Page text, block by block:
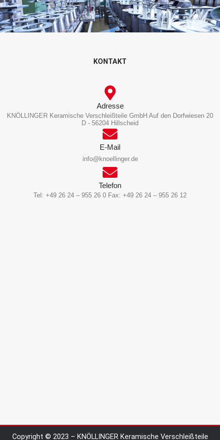
Zum
Inhalt
springen
KONTAKT
Adresse
KNÖLLINGER Keramische Verschleißteile GmbH Auf den Dorfwiesen 20
D - 56204 Hillscheid
E-Mail
info@knoellinger.de
Telefon
Tel: +49 26 24 – 955 26 0 Fax: +49 26 24 – 955 26 12
Copyright © 2023 – KNÖLLINGER Keramische Verschleißteile